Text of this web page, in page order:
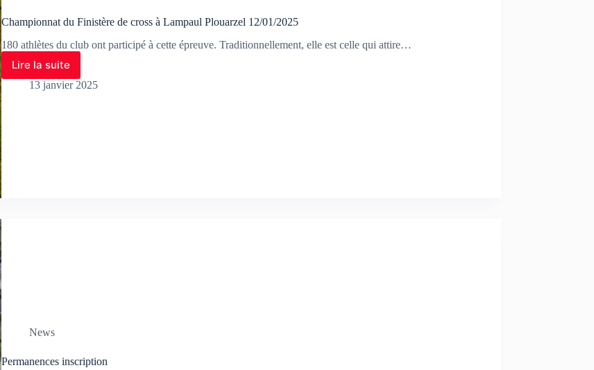
Championnat du Finistère de cross à Lampaul Plouarzel 12/01/2025
180 athlètes du club ont participé à cette épreuve. Traditionnellement, elle est celle qui attire…
Lire la suite
13 janvier 2025
News
Permanences inscription